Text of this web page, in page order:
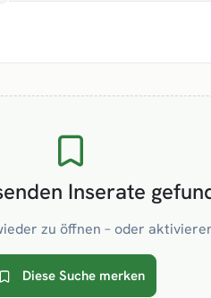
Inserate
zu öffnen – oder
Diese Suche merken